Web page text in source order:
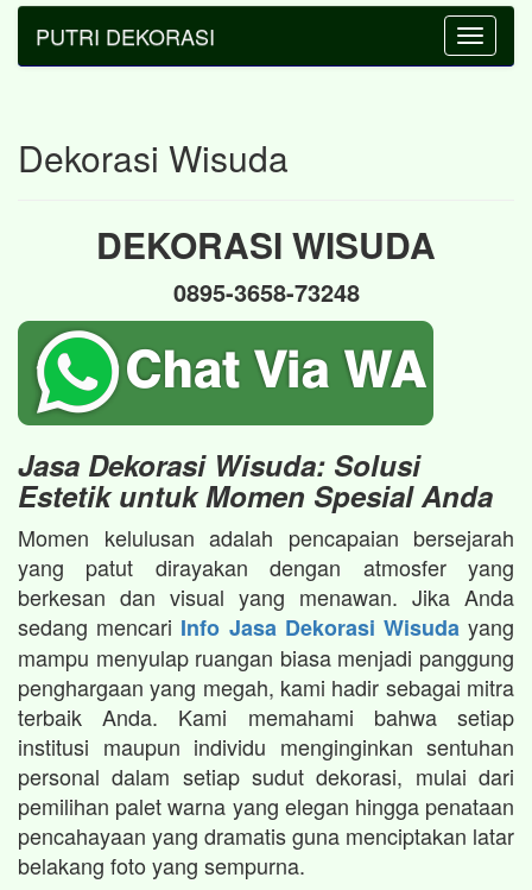
Toggle
PUTRI DEKORASI
Dekorasi Wisuda
DEKORASI WISUDA
0895-3658-73248
Jasa Dekorasi Wisuda: Solusi
Estetik untuk Momen Spesial Anda
Momen kelulusan adalah pencapaian bersejarah
yang patut dirayakan dengan atmosfer yang
berkesan dan visual yang menawan. Jika Anda
sedang mencari Info Jasa Dekorasi Wisuda yang
mampu menyulap ruangan biasa menjadi panggung
penghargaan yang megah, kami hadir sebagai mitra
terbaik Anda. Kami memahami bahwa setiap
institusi maupun individu menginginkan sentuhan
personal dalam setiap sudut dekorasi, mulai dari
pemilihan palet warna yang elegan hingga penataan
pencahayaan yang dramatis guna menciptakan latar
belakang foto yang sempurna.